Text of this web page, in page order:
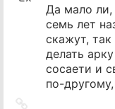
Да мало ли,
семь лет
скажут,
делать
сосаети и
по-